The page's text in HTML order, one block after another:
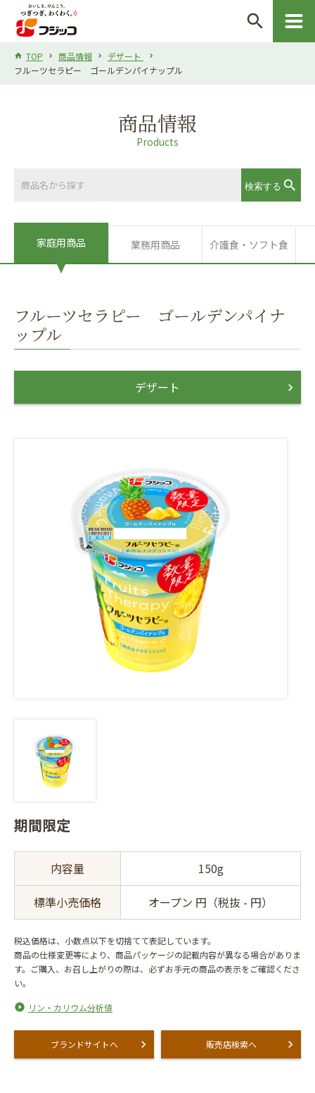
search
TOP 商品情報
デザート
フルーツセラピー ゴールデンパイナップル
商品情報
Products
家庭用商品 業務用商品 介護食・ソフト食
フルーツセラピー ゴールデンパイナ
ップル
デザート
期間限定
内容量
150g
標準小売価格
オープン 円（税抜 - 円）
税込価格は、小数点以下を切捨てて表記しています。
商品の仕様変更等により、商品パッケージの記載内容が異なる場合がありま
す。ご購入、お召し上がりの際は、必ずお手元の商品の表示をご確認くださ
い。
リン・カリウム分析値
ブランドサイトへ 販売店検索へ